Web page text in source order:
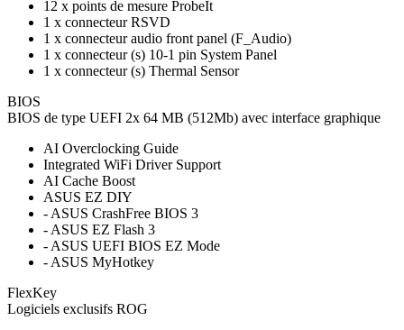
12 x points de mesure ProbeIt
1 x connecteur RSVD
1 x connecteur audio front panel (F_Audio)
1 x connecteur (s) 10-1 pin System Panel
1 x connecteur (s) Thermal Sensor
BIOS
BIOS de type UEFI 2x 64 MB (512Mb) avec interface graphique
AI Overclocking Guide
Integrated WiFi Driver Support
AI Cache Boost
ASUS EZ DIY
- ASUS CrashFree BIOS 3
- ASUS EZ Flash 3
- ASUS UEFI BIOS EZ Mode
- ASUS MyHotkey
FlexKey
Logiciels exclusifs ROG